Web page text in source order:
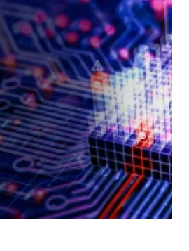
identifiez les
attaquants, et remédiez
éliminer les
les tests de pénétration.